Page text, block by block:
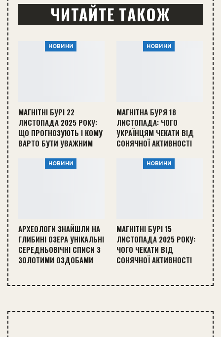
ЧИТАЙТЕ ТАКОЖ
НОВИНИ
МАГНІТНІ БУРІ 22
ЛИСТОПАДА 2025 РОКУ:
ЩО ПРОГНОЗУЮТЬ І КОМУ
ВАРТО БУТИ УВАЖНИМ
НОВИНИ
МАГНІТНА БУРЯ 18
ЛИСТОПАДА: ЧОГО
УКРАЇНЦЯМ ЧЕКАТИ ВІД
СОНЯЧНОЇ АКТИВНОСТІ
НОВИНИ
АРХЕОЛОГИ ЗНАЙШЛИ НА
ГЛИБИНІ ОЗЕРА УНІКАЛЬНІ
СЕРЕДНЬОВІЧНІ СПИСИ З
ЗОЛОТИМИ ОЗДОБАМИ
НОВИНИ
МАГНІТНІ БУРІ 15
ЛИСТОПАДА 2025 РОКУ:
ЧОГО ЧЕКАТИ ВІД
СОНЯЧНОЇ АКТИВНОСТІ